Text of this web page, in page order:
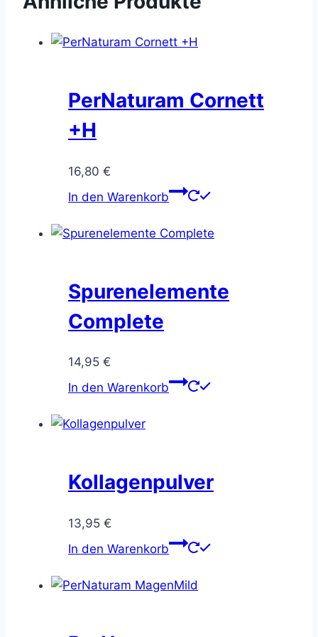
PerNaturam Cornett
+H
16,80 €
In den Warenkorb
Spurenelemente
Complete
14,95 €
In den Warenkorb
Kollagenpulver
13,95 €
In den Warenkorb